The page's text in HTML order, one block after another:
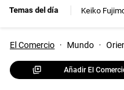
Temas del día Keiko
El Comercio · Mundo ·
Añadir El